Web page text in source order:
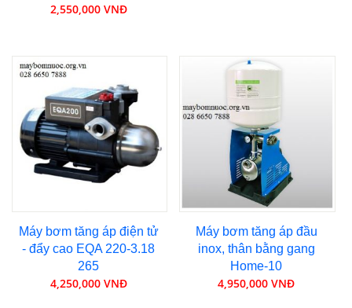
2,550,000 VNĐ
Máy bơm tăng áp điện tử
- đẩy cao EQA 220-3.18
265
4,250,000 VNĐ
Máy bơm tăng áp đầu
inox, thân bằng gang
Home-10
4,950,000 VNĐ